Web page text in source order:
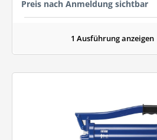
Preis nach Anmeldung sichtbar
1 Ausführung anzeigen